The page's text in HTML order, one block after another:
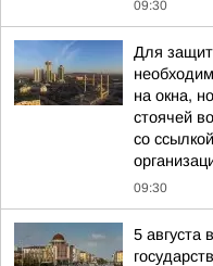
09:30
Для
на окна,
стоячей
со
09:30
5 августа